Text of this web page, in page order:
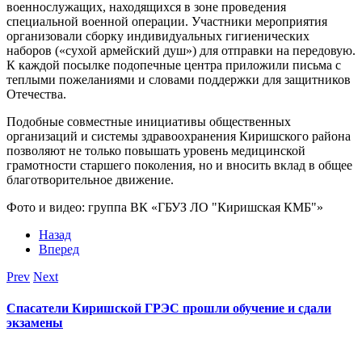
военнослужащих, находящихся в зоне проведения
специальной военной операции. Участники мероприятия
организовали сборку индивидуальных гигиенических
наборов («сухой армейский душ») для отправки на передовую.
К каждой посылке подопечные центра приложили письма с
теплыми пожеланиями и словами поддержки для защитников
Отечества.
Подобные совместные инициативы общественных
организаций и системы здравоохранения Киришского района
позволяют не только повышать уровень медицинской
грамотности старшего поколения, но и вносить вклад в общее
благотворительное движение.
Фото и видео: группа ВК «ГБУЗ ЛО "Киришская КМБ"»
Назад
Вперед
Prev Next
Спасатели Киришской ГРЭС прошли обучение и сдали
экзамены